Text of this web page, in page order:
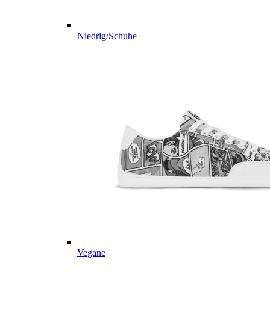
Niedrig/Schuhe
Vegane